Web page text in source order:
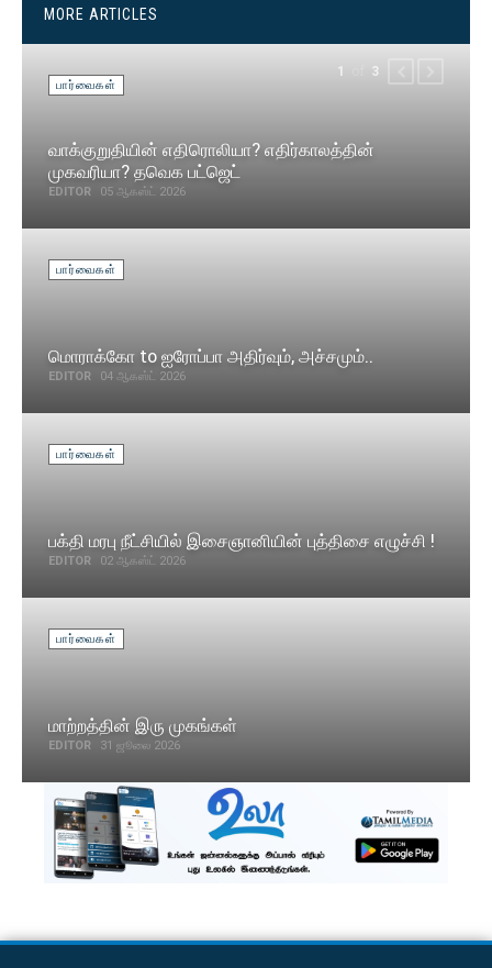
MORE ARTICLES
பார்வைகள்
வாக்குறுதியின் எதிரொலியா? எதிர்காலத்தின்
முகவரியா? தவெக பட்ஜெட்
EDITOR 05 ஆகஸ்ட் 2026
பார்வைகள்
மொராக்கோ to ஐரோப்பா அதிர்வும், அச்சமும்..
EDITOR 04 ஆகஸ்ட் 2026
பார்வைகள்
பக்தி மரபு நீட்சியில் இசைஞானியின் புத்திசை எழுச்சி !
EDITOR 02 ஆகஸ்ட் 2026
பார்வைகள்
மாற்றத்தின் இரு முகங்கள்
EDITOR 31 ஜூலை 2026
1 3